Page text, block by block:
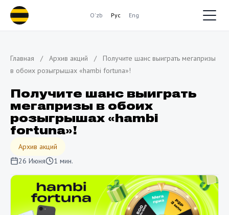
O'zb Рус Eng
Главная / Архив акций /
Получите шанс выиграть мегапризы
в обоих розыгрышах «hambi fortuna»!
Получите шанс выиграть
мегапризы в обоих
розыгрышах «hambi
fortuna»!
Архив акций
26 Июня
1 мин.